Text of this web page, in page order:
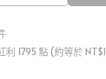
利 1795 點 (約等於